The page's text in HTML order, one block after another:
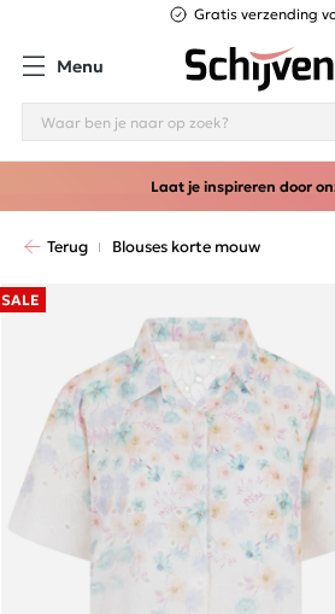
Gratis verzending
Menu
Laat je inspireren door
Terug Blouses korte mouw
SALE